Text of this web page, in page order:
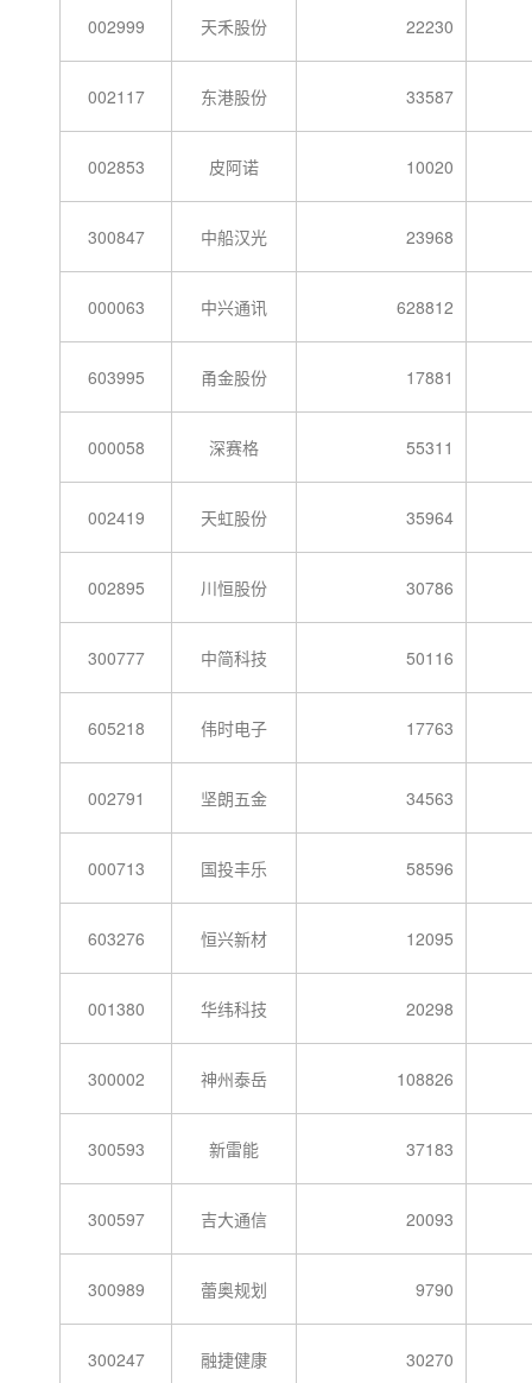
002999 天禾股份 22230
002117 东港股份 33587
002853 皮阿诺 10020
300847 中船汉光 23968
000063 中兴通讯 628812
603995 甬金股份 17881
000058 深赛格 55311
002419 天虹股份 35964
002895 川恒股份 30786
300777 中简科技 50116
605218 伟时电子 17763
002791 坚朗五金 34563
000713 国投丰乐 58596
603276 恒兴新材 12095
001380 华纬科技 20298
300002 神州泰岳 108826
300593 新雷能 37183
300597 吉大通信 20093
300989 蕾奥规划 9790
300247 融捷健康 30270